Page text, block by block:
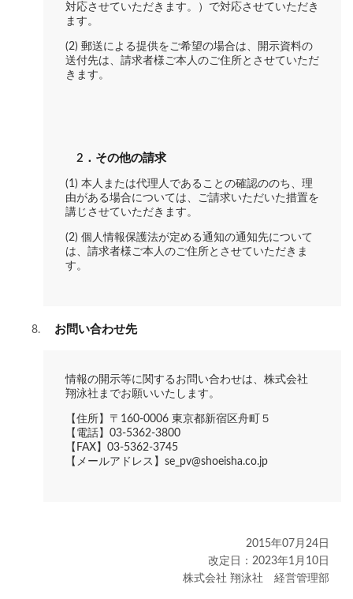
対応させていただきます。）で対応させていただき
ます。
(2) 郵送による提供をご希望の場合は、開示資料の
送付先は、請求者様ご本人のご住所とさせていただ
きます。
2．その他の請求
(1) 本人または代理人であることの確認ののち、理
由がある場合については、ご請求いただいた措置を
講じさせていただきます。
(2) 個人情報保護法が定める通知の通知先について
は、請求者様ご本人のご住所とさせていただきま
す。
お問い合わせ先
情報の開示等に関するお問い合わせは、株式会社
翔泳社までお願いいたします。
【住所】〒160-0006 東京都新宿区舟町５
【電話】03-5362-3800
【FAX】03-5362-3745
【メールアドレス】se_pv@shoeisha.co.jp
2015年07月24日
改定日：2023年1月10日
株式会社 翔泳社 経営管理部